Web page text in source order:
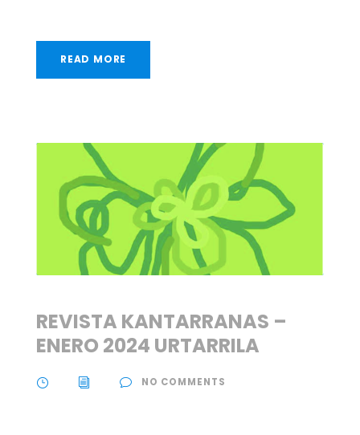
READ MORE
REVISTA KANTARRANAS –
ENERO 2024 URTARRILA
NO COMMENTS